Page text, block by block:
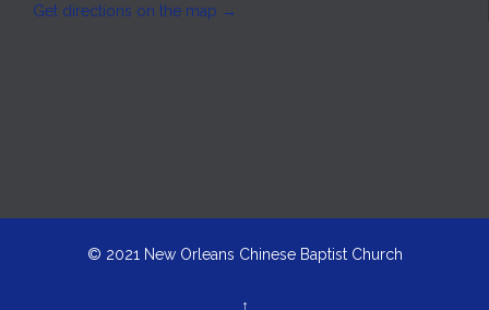
Get directions on the map →
© 2021 New Orleans Chinese Baptist Church
↑